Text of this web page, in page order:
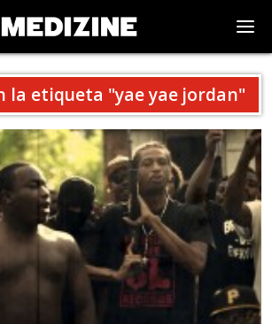
la etiqueta "yae yae jordan"